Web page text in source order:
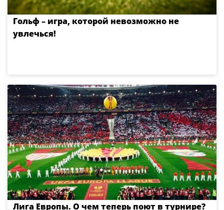
Гольф – игра, которой невозможно не
увлечься!
Лига Европы. О чем теперь поют в турнире?